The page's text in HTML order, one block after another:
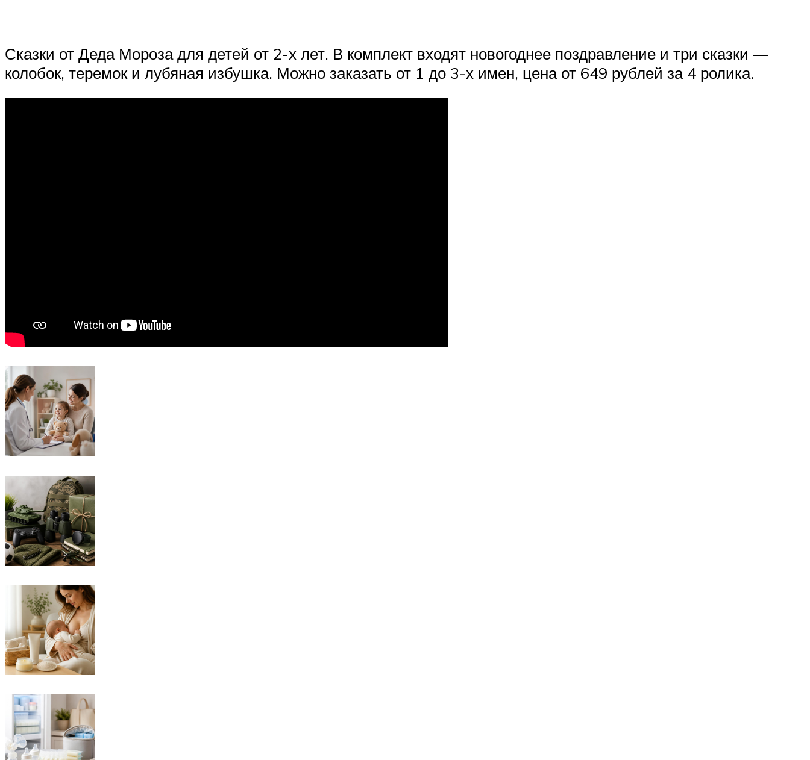
Сказки от Деда Мороза для детей от 2-х лет. В комплект входят новогоднее поздравление и три сказки —
колобок, теремок и лубяная избушка. Можно заказать от 1 до 3-х имен, цена от 649 рублей за 4 ролика.